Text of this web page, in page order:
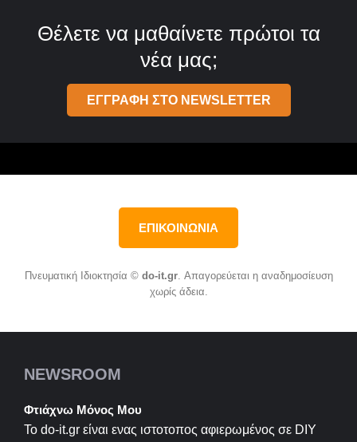
Θέλετε να μαθαίνετε πρώτοι τα
νέα μας;
ΕΓΓΡΑΦΗ ΣΤΟ NEWSLETTER
ΕΠΙΚΟΙΝΩΝΙΑ
Πνευματική Ιδιοκτησία © do-it.gr. Απαγορεύεται η αναδημοσίευση
χωρίς άδεια.
NEWSROOM
Φτιάχνω Μόνος Μου
Το do-it.gr είναι ενας ιστοτοπος αφιερωμένος σε DIY